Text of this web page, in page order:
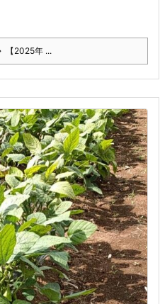
【2025年 ...